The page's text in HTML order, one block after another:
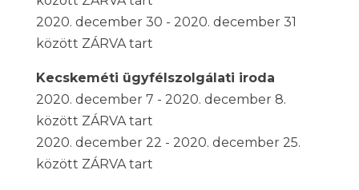
2020. december 30 - 2020. december 31
között ZÁRVA tart
Kecskeméti ügyfélszolgálati iroda
2020. december 7 - 2020. december 8.
között ZÁRVA tart
2020. december 22 - 2020. december 25.
között ZÁRVA tart